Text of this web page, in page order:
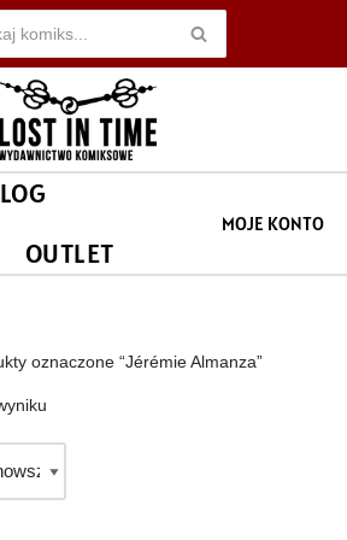
OUTLET
MOJE KONTO
oznaczone “Jérémie Almanza”